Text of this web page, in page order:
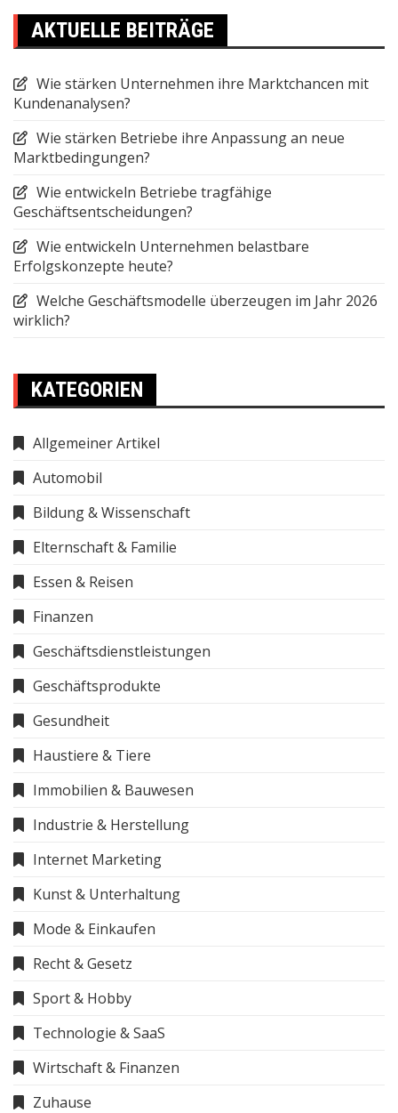
AKTUELLE BEITRÄGE
Wie stärken Unternehmen ihre Marktchancen mit
Kundenanalysen?
Wie stärken Betriebe ihre Anpassung an neue
Marktbedingungen?
Wie entwickeln Betriebe tragfähige
Geschäftsentscheidungen?
Wie entwickeln Unternehmen belastbare
Erfolgskonzepte heute?
Welche Geschäftsmodelle überzeugen im Jahr 2026
wirklich?
KATEGORIEN
Allgemeiner Artikel
Automobil
Bildung & Wissenschaft
Elternschaft & Familie
Essen & Reisen
Finanzen
Geschäftsdienstleistungen
Geschäftsprodukte
Gesundheit
Haustiere & Tiere
Immobilien & Bauwesen
Industrie & Herstellung
Internet Marketing
Kunst & Unterhaltung
Mode & Einkaufen
Recht & Gesetz
Sport & Hobby
Technologie & SaaS
Wirtschaft & Finanzen
Zuhause